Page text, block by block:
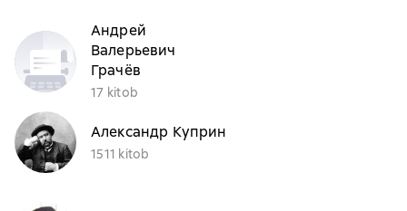
Андрей
Валерьевич
Грачёв
17 kitob
Александр Куприн
1511 kitob